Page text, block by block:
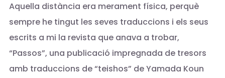
Aquella distància era merament física, perquè
sempre he tingut les seves traduccions i els seus
escrits a mi la revista que anava a trobar,
“Passos”, una publicació impregnada de tresors
amb traduccions de “teishos” de Yamada Koun